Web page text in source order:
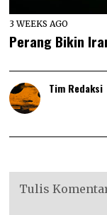
3 WEEKS AGO
Perang Bikin
Tim Redaksi